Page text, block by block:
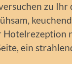
zu
ein